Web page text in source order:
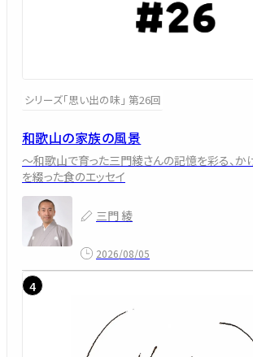
シリーズ「思い出の味」 第26回
和歌山の家族の風景
～和歌山で育った三門綾さんの記憶を彩る、か
を綴った食のエッセイ
三門 綾
2026/08/05